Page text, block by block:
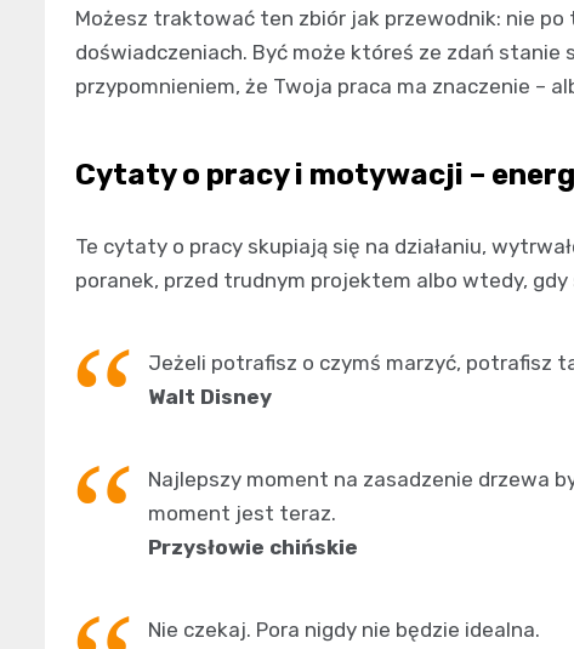
Możesz traktować ten zbiór jak przewodnik: nie
doświadczeniach. Być może któreś ze zdań
przypomnieniem, że Twoja praca ma znaczenie –
Cytaty o pracy i motywacji –
Te cytaty o pracy skupiają się na działaniu,
poranek, przed trudnym projektem albo wtedy, gdy
Jeżeli potrafisz o czymś marzyć, potrafisz
Walt Disney
Najlepszy moment na zasadzenie drzewa
moment jest teraz.
Przysłowie chińskie
Nie czekaj. Pora nigdy nie będzie idealna.